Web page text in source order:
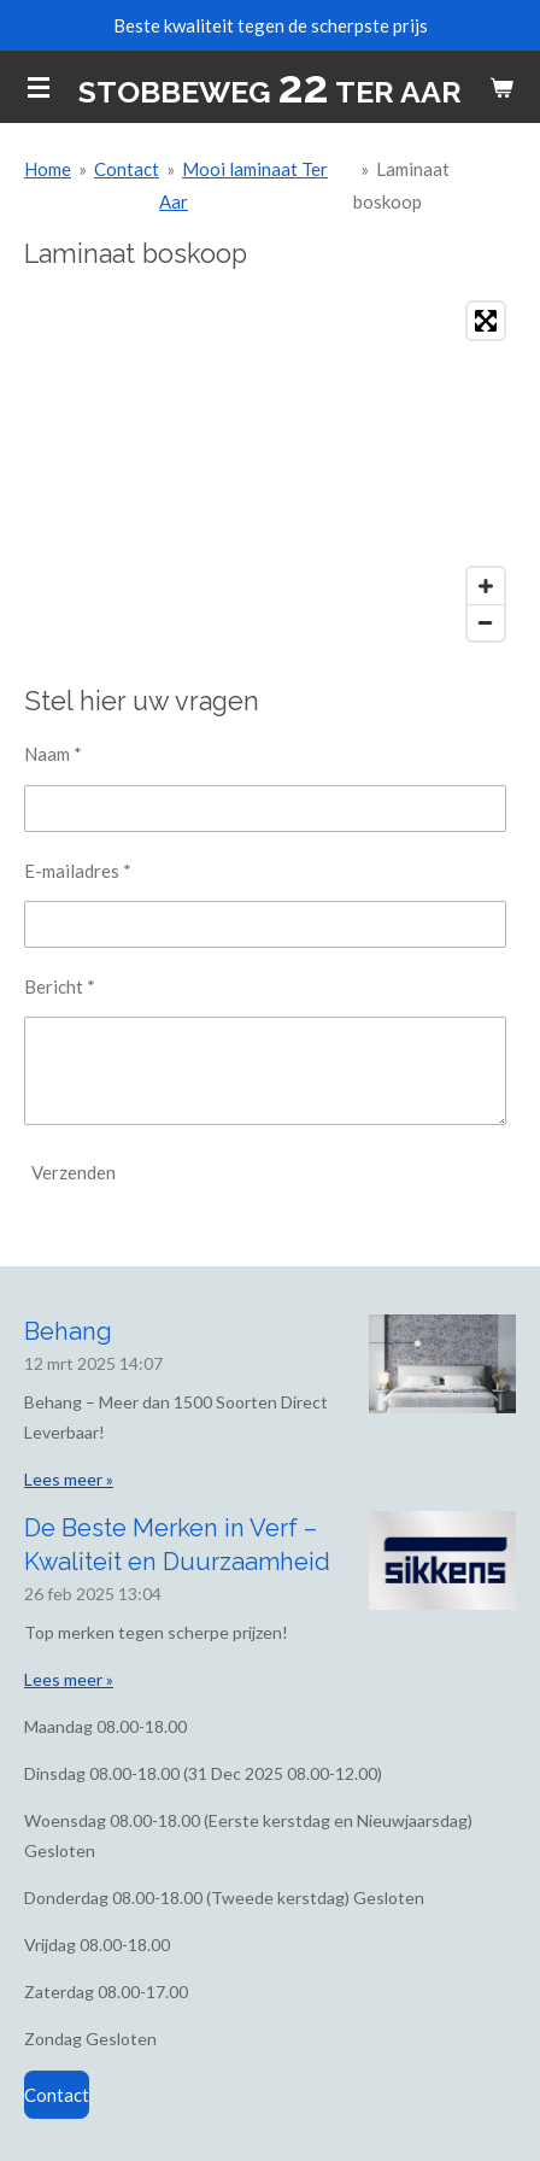
naar
de
STOBBEWEG 22 TER AAR
Beste kwaliteit tegen de scherpste prijs
Home » Contact » Mooi laminaat Ter
Aar
» Laminaat
boskoop
Laminaat boskoop
Stel hier uw vragen
Naam *
E-mailadres *
Bericht *
Verzenden
Behang
12 mrt 2025 14:07
Behang – Meer dan 1500 Soorten Direct
Leverbaar!
Lees meer »
De Beste Merken in Verf –
Kwaliteit en Duurzaamheid
26 feb 2025 13:04
Top merken tegen scherpe prijzen!
Lees meer »
Maandag08.00-18.00
Dinsdag08.00-18.00 (31 Dec 2025 08.00-12.00)
Woensdag08.00-18.00 (Eerste kerstdag en Nieuwjaarsdag)
Gesloten
Donderdag08.00-18.00 (Tweede kerstdag) Gesloten
Vrijdag08.00-18.00
Zaterdag08.00-17.00
ZondagGesloten
Contact